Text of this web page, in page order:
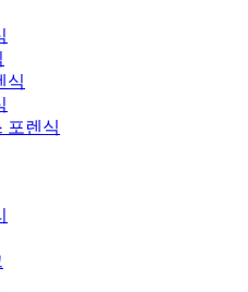
식
포렌식